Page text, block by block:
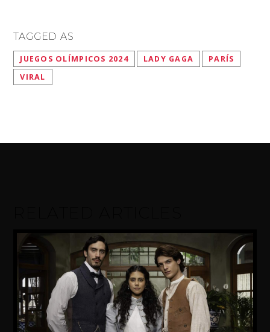
TAGGED AS
JUEGOS OLÍMPICOS 2024 LADY GAGA
PARÍS
VIRAL